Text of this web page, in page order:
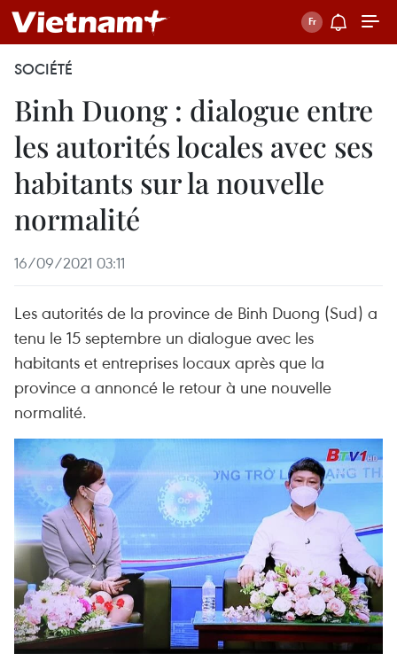
SOCIÉTÉ
Binh Duong : dialogue entre
les autorités locales avec ses
habitants sur la nouvelle
normalité
16/09/2021 03:11
Les autorités de la province de Binh Duong (Sud) a
tenu le 15 septembre un dialogue avec les
habitants et entreprises locaux après que la
province a annoncé le retour à une nouvelle
normalité.